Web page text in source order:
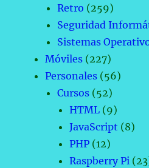
Retro (259)
Seguridad
Sistemas
Móviles (227)
Personales (56)
Cursos (52)
HTML (9)
JavaScript (8)
PHP (12)
Raspberry Pi